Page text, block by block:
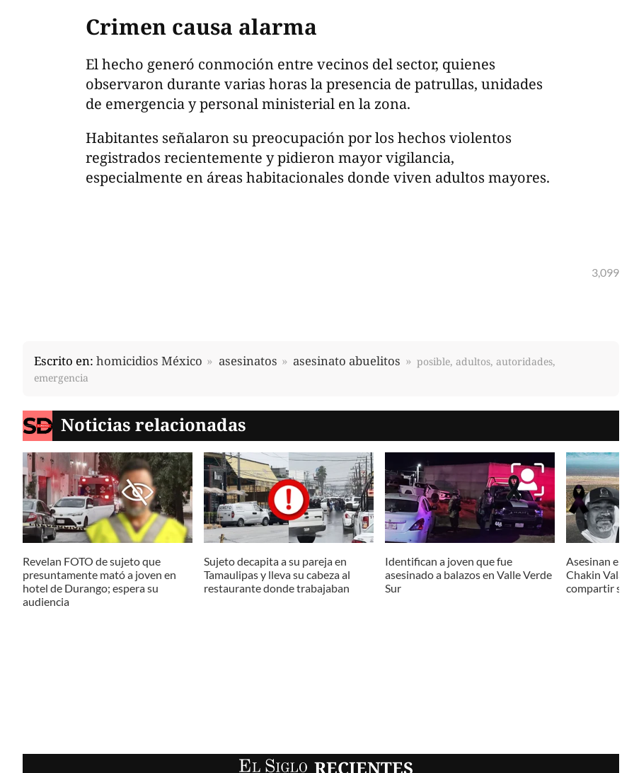
Crimen causa alarma
El hecho generó conmoción entre vecinos del sector, quienes
observaron durante varias horas la presencia de patrullas, unidades
de emergencia y personal ministerial en la zona.
Habitantes señalaron su preocupación por los hechos violentos
registrados recientemente y pidieron mayor vigilancia,
especialmente en áreas habitacionales donde viven adultos mayores.
3,099
Escrito en: homicidios México asesinatos asesinato abuelitos
posible, adultos, autoridades,
emergencia
Noticias relacionadas
Revelan FOTO de sujeto que
presuntamente mató a joven en
hotel de Durango; espera su
audiencia
Sujeto decapita a su pareja en
Tamaulipas y lleva su cabeza al
restaurante donde trabajaban
Identifican a joven que fue
asesinado a balazos en Valle Verde
Sur
Asesinan en
Chakin
compartir su
EL SIGLO RECIENTES